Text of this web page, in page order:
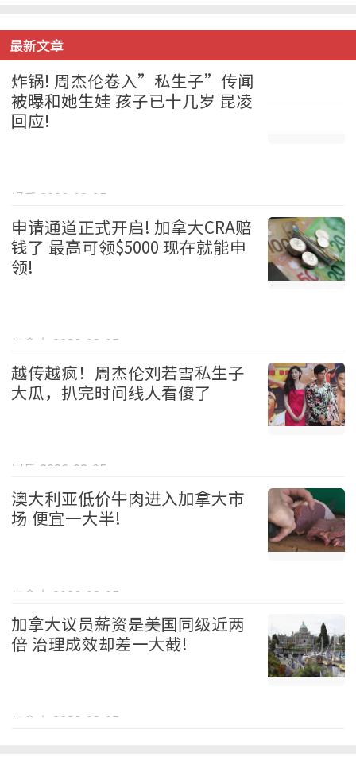
最新文章
炸锅! 周杰伦卷入”私生子”传闻
被曝和她生娃 孩子已十几岁 昆凌
回应!
娱乐 2026-08-05
申请通道正式开启! 加拿大CRA赔
钱了 最高可领$5000 现在就能申
领!
加拿大 2026-08-05
越传越疯！周杰伦刘若雪私生子
大瓜，扒完时间线人看傻了
娱乐 2026-08-05
澳大利亚低价牛肉进入加拿大市
场 便宜一大半!
加拿大 2026-08-05
加拿大议员薪资是美国同级近两
倍 治理成效却差一大截!
加拿大 2026-08-05